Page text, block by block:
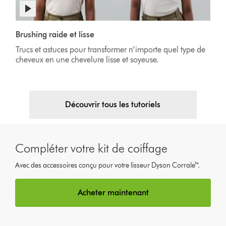
Brushing raide et lisse
Trucs et astuces pour transformer n’importe quel type de
cheveux en une chevelure lisse et soyeuse.
Découvrir tous les tutoriels
Compléter votre kit de coiffage
Avec des accessoires conçu pour votre lisseur Dyson Corrale™.
Acheter maintenant